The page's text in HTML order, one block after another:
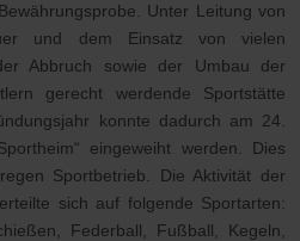
Unter Leitung von
und dem Einsatz von vielen
Abbruch sowie der Umbau der
gerecht werdende Sportstätte
konnte dadurch am 24.
eingeweiht werden. Dies
Sportbetrieb. Die Aktivität der
sich auf folgende Sportarten:
Federball, Fußball, Kegeln,